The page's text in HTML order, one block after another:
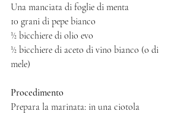
Una manciata di foglie di menta
10 grani di pepe bianco
½ bicchiere di olio evo
½ bicchiere di aceto di vino bianco (o di
mele)
Procedimento
Prepara la marinata: in una ciotola